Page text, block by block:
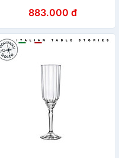
(530ml / Ly)883.000 đ